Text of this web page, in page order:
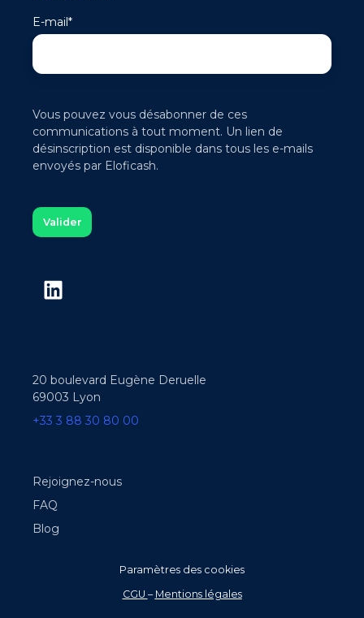
E-mail *
Vous pouvez vous désabonner de ces
communications à tout moment. Un lien de
désinscription est disponible dans tous les e-mails
envoyés par Eloficash.
20 boulevard Eugène Deruelle
69003 Lyon
+33 3 88 30 80 00
Rejoignez-nous
FAQ
Blog
Paramètres des cookies
CGU – Mentions légales